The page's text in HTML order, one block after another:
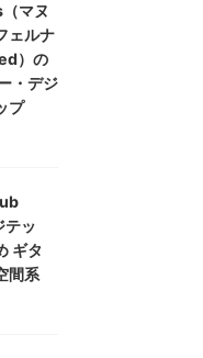
マヌ
ェルナ
）の
・デジ
プ
ッ
ギタ
間系